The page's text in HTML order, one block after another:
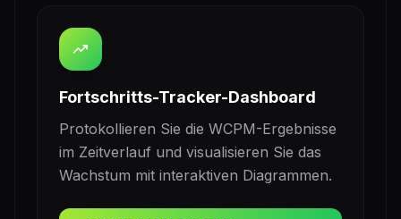
trending_up
Fortschritts-Tracker-Dashboard
Protokollieren Sie die WCPM-Ergebnisse
im Zeitverlauf und visualisieren Sie das
Wachstum mit interaktiven Diagrammen.